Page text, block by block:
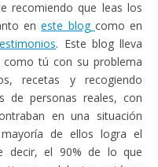
recomiendo que leas los
eneste blog como en
. Este blog lleva
como tú con su problema
recetas y recogiendo
de personas reales, con
en una situación
de ellos logra el
decir, el 90% de lo que